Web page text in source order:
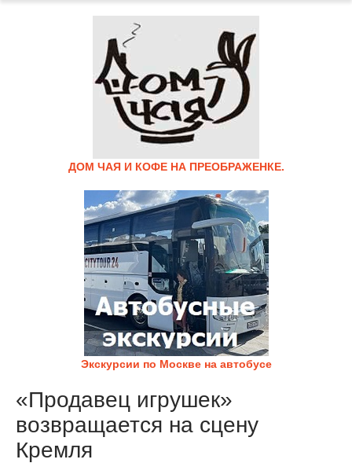
ДОМ ЧАЯ И КОФЕ НА ПРЕОБРАЖЕНКЕ.
Экскурсии по Москве на автобусе
«Продавец игрушек»
возвращается на сцену
Кремля